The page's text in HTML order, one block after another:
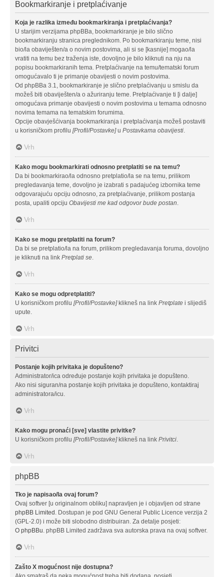
Bookmarkiranje i pretplaćivanje
Koja je razlika između bookmarkiranja i pretplaćivanja?
U starijim verzijama phpBBa, bookmarkiranje je bilo slično
bookmarkiranju stranica preglednikom. Po bookmarkiranju teme, nisi
bio/la obaviješten/a o novim postovima, ali si se [kasnije] mogao/la
vratiti na temu bez traženja iste, dovoljno je bilo kliknuti na nju na
popisu bookmarkiranih tema. Pretplaćivanje na temu/tematski forum
omogućavalo ti je primanje obavijesti o novim postovima.
Od phpBBa 3.1, bookmarkiranje je slično pretplaćivanju u smislu da
možeš biti obaviješten/a o ažuriranju teme. Pretplaćivanje ti [i dalje]
omogućava primanje obavijesti o novim postovima u temama odnosno
novima temama na tematskim forumima.
Opcije obavješćivanja bookmarkiranja i pretplaćivanja možeš postaviti
u korisničkom profilu [Profil/Postavke]u Postavkama obavijesti.
Vrh
Kako mogu bookmarkirati odnosno pretplatiti se na temu?
Da bi bookmarkirao/la odnosno pretplatio/la se na temu, prilikom
pregledavanja teme, dovoljno je izabrati s padajućeg izbornika teme
odgovarajuću opciju odnosno, za pretplaćivanje, prilikom postanja
posta, upaliti opciju Obavijesti me kad odgovor bude postan.
Vrh
Kako se mogu pretplatiti na forum?
Da bi se pretplatio/la na forum, prilikom pregledavanja foruma, dovoljno
je kliknuti na link Pretplati se.
Vrh
Kako se mogu odpretplatiti?
U korisničkom profilu [Profil/Postavke]klikneš na link Pretplate i slijediš
upute.
Vrh
Privitci
Postanje kojih privitaka je dopušteno?
Administrator/ica određuje postanje kojih privitaka je dopušteno.
Ako nisi siguran/na postanje kojih privitaka je dopušteno, kontaktiraj
administratora/icu.
Vrh
Kako mogu pronaći [sve] vlastite privitke?
U korisničkom profilu [Profil/Postavke]klikneš na link Privitci.
Vrh
phpBB
Tko je napisao/la ovaj forum?
Ovaj softver [u originalnom obliku] napravljen je i objavljen od strane
phpBB Limited. Dostupan je pod GNU General Public Licence verzija 2
(GPL-2.0) i može biti slobodno distribuiran. Za detalje posjeti:
O phpBBu. phpBB Limited zadržava sva autorska prava na ovaj softver.
Vrh
Zašto X mogućnost nije dostupna?